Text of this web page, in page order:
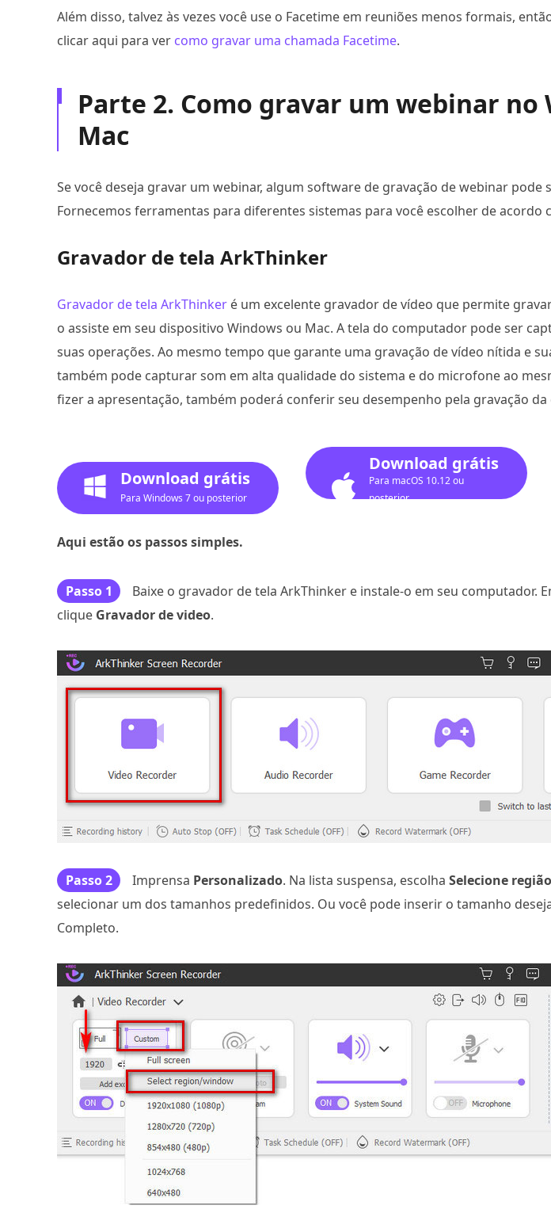
Além disso, talvez às vezes você use o Facetime em reuniões menos formais,
clicar aqui para ver como gravar uma chamada Facetime.
Parte 2. Como gravar um webinar no
Mac
Se você deseja gravar um webinar, algum software de gravação de webinar pode
Fornecemos ferramentas para diferentes sistemas para você escolher de acordo
Gravador de tela ArkThinker
Gravador de tela ArkThinker é um excelente gravador de vídeo que permite
o assiste em seu dispositivo Windows ou Mac. A tela do computador pode ser
suas operações. Ao mesmo tempo que garante uma gravação de vídeo nítida e
também pode capturar som em alta qualidade do sistema e do microfone ao
fizer a apresentação, também poderá conferir seu desempenho pela gravação
Download grátis
Para Windows 7 ou posterior
Download grátis
Para macOS 10.12 ou
posterior
Aqui estão os passos simples.
Passo 1
Baixe o gravador de tela ArkThinker e instale-o em seu computador.
clique Gravador de video.
Passo 2 Imprensa Personalizado. Na lista suspensa, escolha Selecione
selecionar um dos tamanhos predefinidos. Ou você pode inserir o tamanho
Completo.